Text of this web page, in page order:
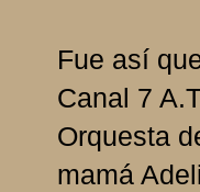
Fue así
Canal 7
Orquesta
mamá